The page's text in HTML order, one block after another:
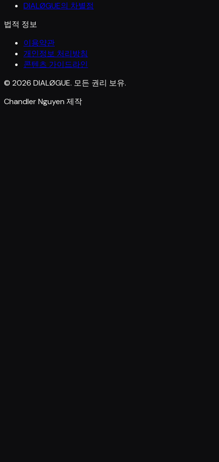
DIALØGUE의 차별점
법적 정보
이용약관
개인정보 처리방침
콘텐츠 가이드라인
© 2026 DIALØGUE. 모든 권리 보유.
Chandler Nguyen 제작